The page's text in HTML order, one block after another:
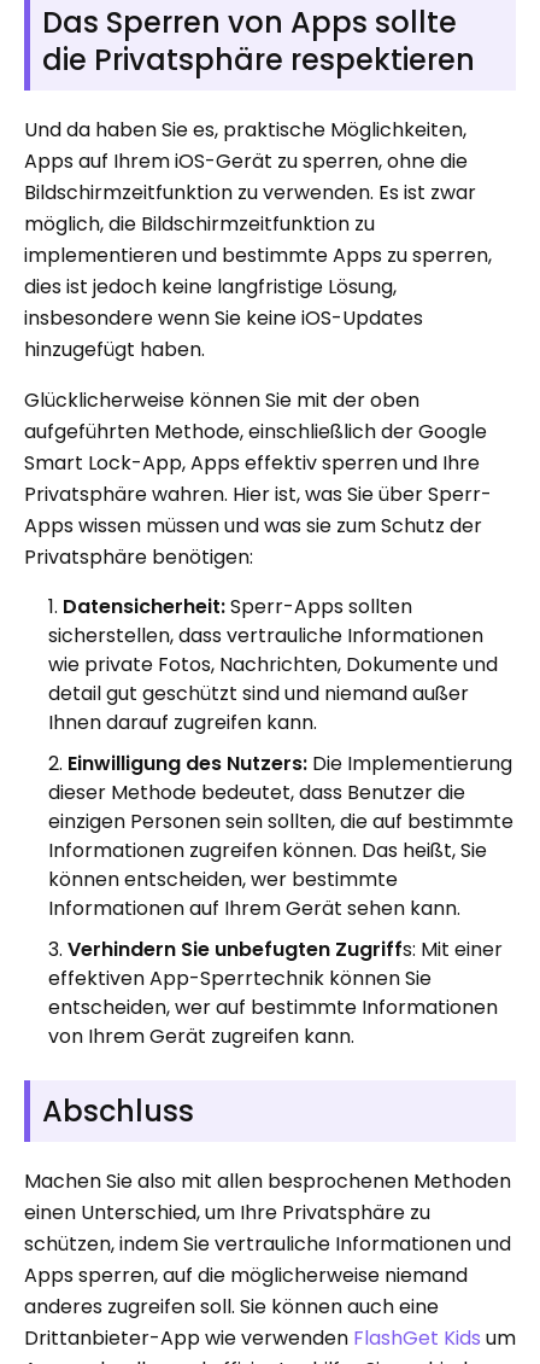
Das Sperren von Apps sollte
die Privatsphäre respektieren
Und da haben Sie es, praktische Möglichkeiten,
Apps auf Ihrem iOS-Gerät zu sperren, ohne die
Bildschirmzeitfunktion zu verwenden. Es ist zwar
möglich, die Bildschirmzeitfunktion zu
implementieren und bestimmte Apps zu sperren,
dies ist jedoch keine langfristige Lösung,
insbesondere wenn Sie keine iOS-Updates
hinzugefügt haben.
Glücklicherweise können Sie mit der oben
aufgeführten Methode, einschließlich der Google
Smart Lock-App, Apps effektiv sperren und Ihre
Privatsphäre wahren. Hier ist, was Sie über Sperr-
Apps wissen müssen und was sie zum Schutz der
Privatsphäre benötigen:
Datensicherheit:Sperr-Apps sollten
sicherstellen, dass vertrauliche Informationen
wie private Fotos, Nachrichten, Dokumente und
detail gut geschützt sind und niemand außer
Ihnen darauf zugreifen kann.
Einwilligung des Nutzers: Die Implementierung
dieser Methode bedeutet, dass Benutzer die
einzigen Personen sein sollten, die auf bestimmte
Informationen zugreifen können. Das heißt, Sie
können entscheiden, wer bestimmte
Informationen auf Ihrem Gerät sehen kann.
Verhindern Sie unbefugten Zugriffs: Mit einer
effektiven App-Sperrtechnik können Sie
entscheiden, wer auf bestimmte Informationen
von Ihrem Gerät zugreifen kann.
Abschluss
Machen Sie also mit allen besprochenen Methoden
einen Unterschied, um Ihre Privatsphäre zu
schützen, indem Sie vertrauliche Informationen und
Apps sperren, auf die möglicherweise niemand
anderes zugreifen soll. Sie können auch eine
Drittanbieter-App wie verwenden FlashGet Kids um